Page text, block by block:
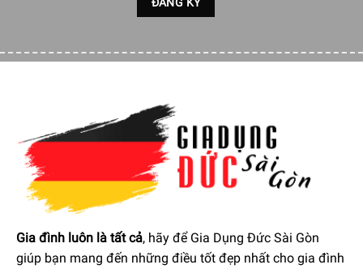
Gia đình luôn là tất cả, hãy để Gia Dụng Đức Sài Gòn
giúp bạn mang đến những điều tốt đẹp nhất cho gia đình